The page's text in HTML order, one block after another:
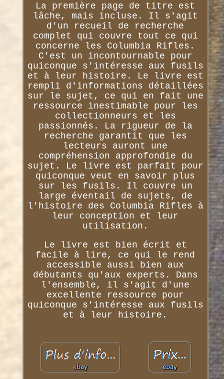
La première page de titre est
lâche, mais incluse. Il s'agit
d'un recueil de recherche
complet qui couvre tout ce qui
concerne les Columbia Rifles.
C'est un incontournable pour
quiconque s'intéresse aux fusils
et à leur histoire. Le livre est
rempli d'informations détaillées
sur le sujet, ce qui en fait une
ressource inestimable pour les
collectionneurs et les
passionnés. La rigueur de la
recherche garantit que les
lecteurs auront une
compréhension approfondie du
sujet. Le livre est parfait pour
quiconque veut en savoir plus
sur les fusils. Il couvre un
large éventail de sujets, de
l'histoire des Columbia Rifles à
leur conception et leur
utilisation.
Le livre est bien écrit et
facile à lire, ce qui le rend
accessible aussi bien aux
débutants qu'aux experts. Dans
l'ensemble, il s'agit d'une
excellente ressource pour
quiconque s'intéresse aux fusils
et à leur histoire.